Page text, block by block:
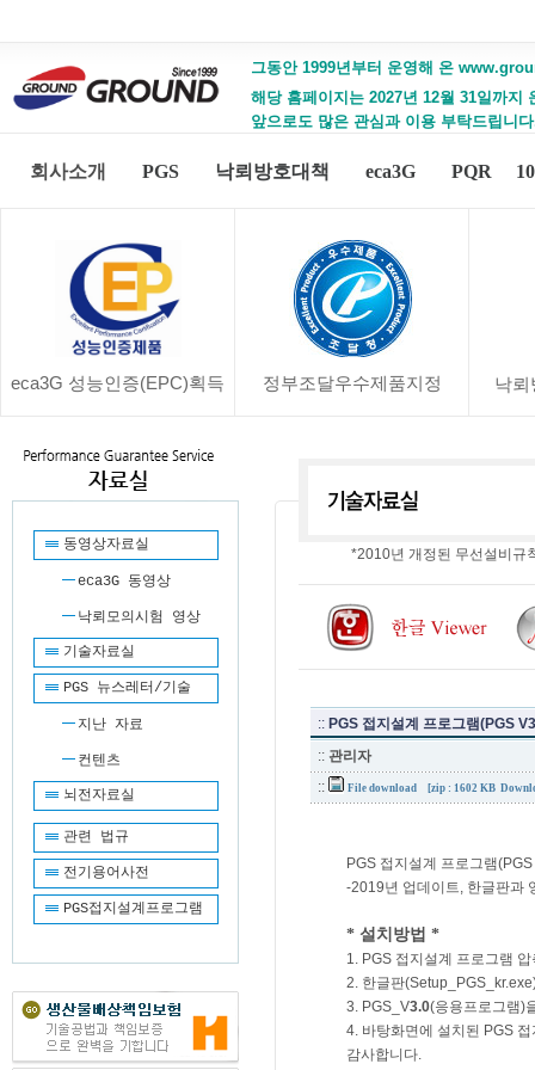
그동안 1999년부터 운영해 온
해당 홈페이지는 2027년 12월 31일까
앞으로도 많은 관심과 이용 부탁드립니
회사소개 PGS 낙뢰방호대책 eca3G PQR
eca3G 성능인증(EPC)획득 정부조달우수제품지정 낙뢰
동영상자료실
eca3G 동영상
낙뢰모의시험 영상
기술자료실
PGS 뉴스레터/기술
지난 자료
컨텐츠
뇌전자료실
관련 법규
전기용어사전
PGS접지설계프로그램
*2010년 개정된 무선설비규
:: PGS 접지설계 프로그램(PGS
:: 관리자
::
File download [zip : 1602 KB
PGS 접지설계 프로그램(PGS
-2019년 업데이트, 한글판과
* 설치방법 *
1. PGS 접지설계 프로그램
2. 한글판
3. PGS_V3.0(응용프로그램)
4. 바탕화면에 설치된 PGS
감사합니다.